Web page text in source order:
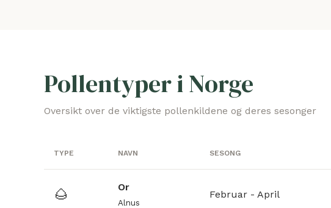
Pollentyper i Norge
Oversikt over de viktigste pollenkildene og deres sesonger
TYPE NAVN SESONG
🌰 Or
Alnus
Februar - April